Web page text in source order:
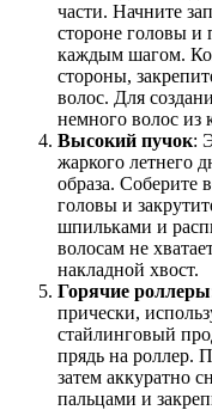
части. Начните
стороне головы и
каждым шагом.
стороны,
волос. Для
немного волос из
Высокий пучок:
жаркого летнего
образа. Соберите
головы и
шпильками и
волосам не
накладной хвост.
Горячие роллеры
прически,
стайлинговый
прядь на роллер.
затем аккуратно
пальцами и